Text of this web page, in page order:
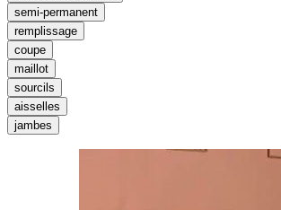
semi-permanent
remplissage
coupe
maillot
sourcils
aisselles
jambes